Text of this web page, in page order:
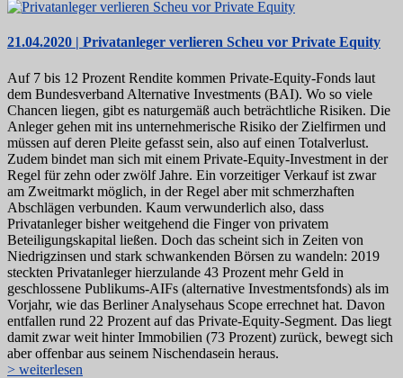
21.04.2020 | Privatanleger verlieren Scheu vor Private Equity
Auf 7 bis 12 Prozent Rendite kommen Private-Equity-Fonds laut
dem Bundesverband Alternative Investments (BAI). Wo so viele
Chancen liegen, gibt es naturgemäß auch beträchtliche Risiken. Die
Anleger gehen mit ins unternehmerische Risiko der Zielfirmen und
müssen auf deren Pleite gefasst sein, also auf einen Totalverlust.
Zudem bindet man sich mit einem Private-Equity-Investment in der
Regel für zehn oder zwölf Jahre. Ein vorzeitiger Verkauf ist zwar
am Zweitmarkt möglich, in der Regel aber mit schmerzhaften
Abschlägen verbunden. Kaum verwunderlich also, dass
Privatanleger bisher weitgehend die Finger von privatem
Beteiligungskapital ließen. Doch das scheint sich in Zeiten von
Niedrigzinsen und stark schwankenden Börsen zu wandeln: 2019
steckten Privatanleger hierzulande 43 Prozent mehr Geld in
geschlossene Publikums-AIFs (alternative Investmentsfonds) als im
Vorjahr, wie das Berliner Analysehaus Scope errechnet hat. Davon
entfallen rund 22 Prozent auf das Private-Equity-Segment. Das liegt
damit zwar weit hinter Immobilien (73 Prozent) zurück, bewegt sich
aber offenbar aus seinem Nischendasein heraus.
> weiterlesen